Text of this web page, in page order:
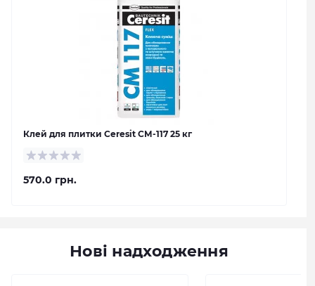
Клей для плитки Ceresit СМ-117 25 кг
570.0 грн.
Нові надходження